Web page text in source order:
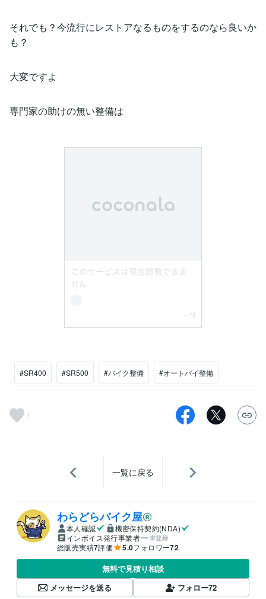
それでも？今流行にレストアなるものをするのなら良いか
も？
大変ですよ
専門家の助けの無い整備は
#SR400 #SR500 #バイク整備 #オートバイ整備
1
一覧に戻る
わらどらバイク屋
本人確認
機密保持契約(NDA)
インボイス発行事業者
未登録
総販売実績7評価 5.0フォロワー72
無料で見積り相談
メッセージを送る
フォロー72